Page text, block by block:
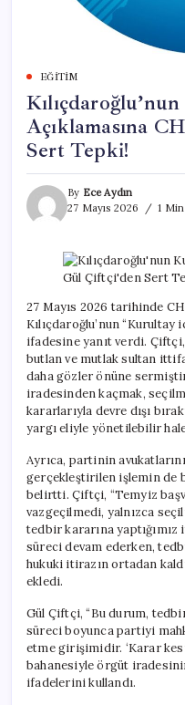
EĞITIM
Açıklamasına
Sert Tepki!
By Ece Aydın
27 Mayıs 2026
1
27 Mayıs 2026 tarihinde
Kılıçdaroğlu’nun
ifadesine yanıt verdi. Çiftçi,
butlan ve mutlak sultan
daha gözler önüne
iradesinden kaçmak,
kararlarıyla devre dışı
yargı eliyle yönetilebilir
Ayrıca, partinin
gerçekleştirilen işlemin de
belirtti. Çiftçi, “Temyiz
vazgeçilmedi, yalnızca
tedbir kararına
süreci devam ederken,
hukuki itirazın ortadan
ekledi.
Gül Çiftçi, “Bu durum,
süreci boyunca partiyi
etme girişimidir. ‘Karar
bahanesiyle örgüt
ifadelerini kullandı.